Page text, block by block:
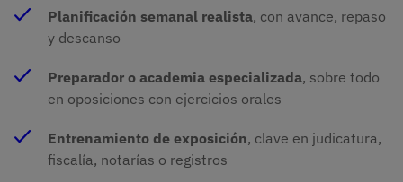
Planificación semanal realista, con avance, repaso
y descanso
Preparador o academia especializada, sobre todo
en oposiciones con ejercicios orales
Entrenamiento de exposición, clave en judicatura,
fiscalía, notarías o registros